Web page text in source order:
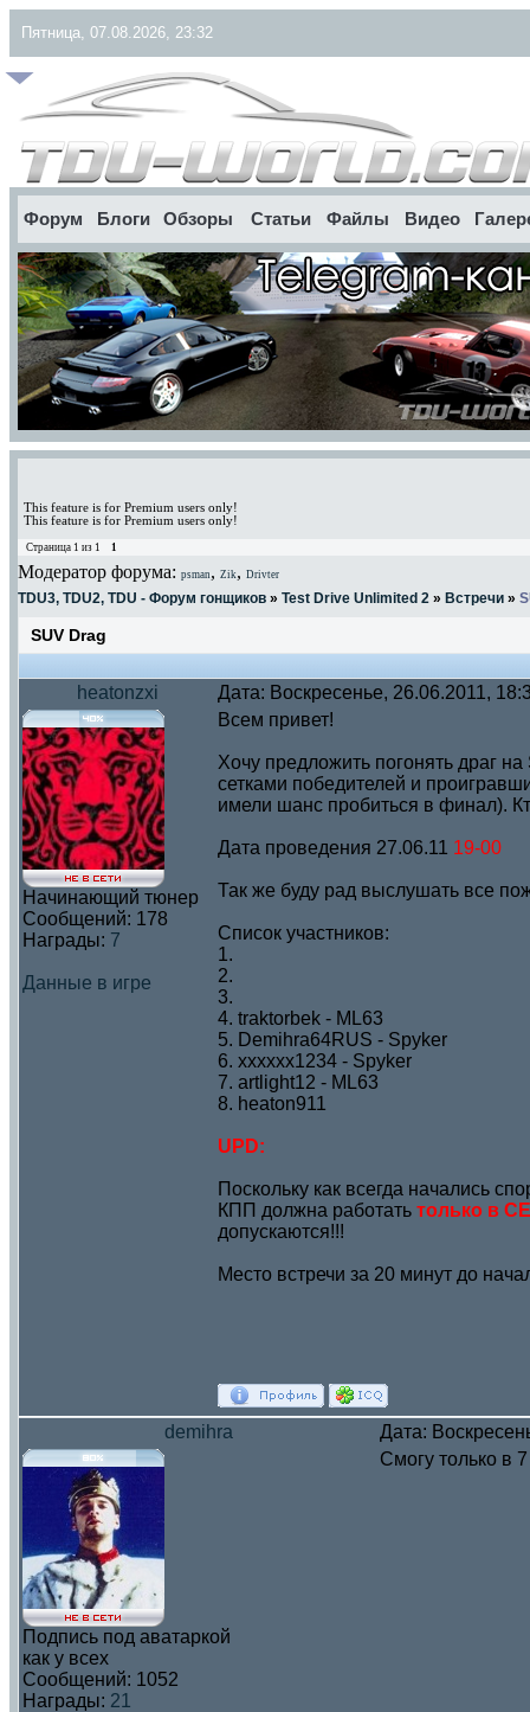
Пятница, 07.08.2026, 23:32
Форум Блоги Обзоры Статьи Файлы Видео
This feature is for Premium users only!
This feature is for Premium users only!
Страница 1 из 1 1
Модератор форума: psman, Zik, Drivter
TDU3, TDU2, TDU - Форум гонщиков » Test Drive Unlimited 2 » Встречи »
SUV Drag
heatonzxi Дата: Воскресенье, 26.06.2011,
Начинающий тюнер
Сообщений: 178
Награды: 7
Данные в игре
Всем привет!
Хочу предложить погонять драг
сетками победителей и
имели шанс пробиться в финал).
Дата проведения 27.06.11 19-00
Так же буду рад выслушать все
Список участников:
1.
2.
3.
4. traktorbek - ML63
5. Demihra64RUS - Spyker
6. xxxxxx1234 - Spyker
7. artlight12 - ML63
8. heaton911
UPD:
Поскольку как всегда начались
КПП должна работать только в
допускаются!!!
Место встречи за 20 минут до
demihra Дата:
Подпись под аватаркой
как у всех
Сообщений: 1052
Награды: 21
Смогу только в